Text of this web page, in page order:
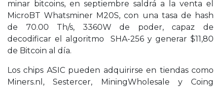
minar bitcoins, en septiembre saldrá a la venta el
MicroBT Whatsminer M20S, con una tasa de hash
de 70.00 Th/s, 3360W de poder, capaz de
decodificar el algoritmo SHA-256 y generar $11,80
de Bitcoin al día.
Los chips ASIC pueden adquirirse en tiendas como
Miners.nl, Sestercer, MiningWholesale y Coing